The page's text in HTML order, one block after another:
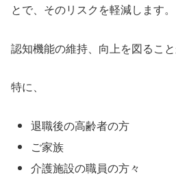
とで、そのリスクを軽減します。
認知機能の維持、向上を図ること
特に、
退職後の高齢者の方
ご家族
介護施設の職員の方々